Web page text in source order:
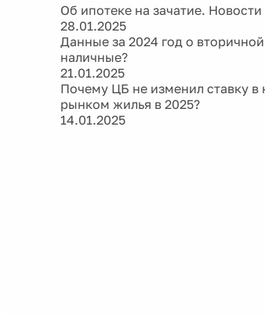
Об ипотеке на зачатие.
28.01.2025
Данные за 2024 год о
наличные?
21.01.2025
Почему ЦБ не изменил ставку в
рынком жилья в 2025?
14.01.2025